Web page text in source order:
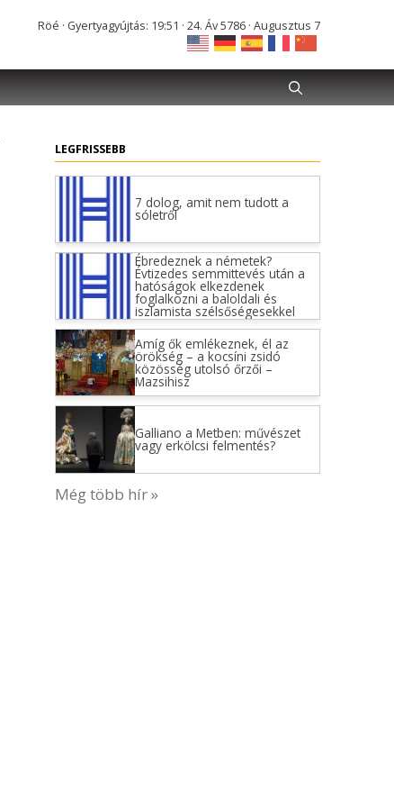
Röé · Gyertyagyújtás: 19:51 · 24. Áv 5786 · Augusztus 7
LEGFRISSEBB
7 dolog, amit nem tudott a
sóletről
Ébredeznek a németek?
Évtizedes semmittevés után a
hatóságok elkezdenek
foglalkozni a baloldali és
iszlamista szélsőségesekkel
Amíg ők emlékeznek, él az
örökség – a kocsíni zsidó
közösség utolsó őrzői –
Mazsihisz
Galliano a Metben: művészet
vagy erkölcsi felmentés?
Még több hír »